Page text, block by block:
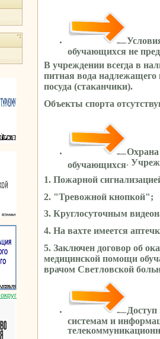
обучающихся не
В учреждении всегда в
питная вода надлежащего
посуда (стаканчики).
Объекты спорта
Охрана
обучающихся.
1. Пожарной
2. "Тревожной кнопкой";
3. Круглосуточным
4. На вахте имеется
5. Заключен договор об
медицинской помощи
врачом Светловской
системам и